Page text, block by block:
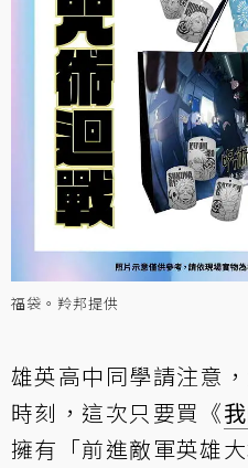
福袋。羚邦提供
雄英高中同學請注意
時刻，這次只要買《
擁有「前進敵軍英雄